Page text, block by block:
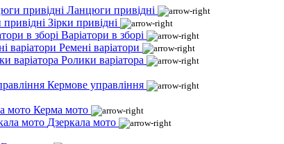
Ланцюги привідні
Зірки привідні
Варіатори в зборі
Ремені варіатори
Ролики варіатора
Кермове управління
Керма мото
Дзеркала мото